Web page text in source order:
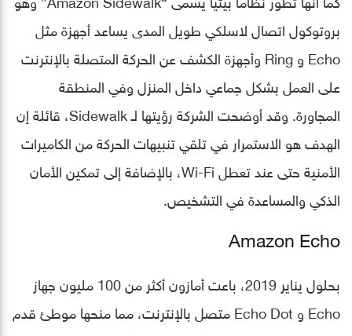
بروتوكول اتصال لاسلكي طويل المدى يساعد أجهزة مثل
Echo و Ring وأجهزة الكشف عن الحركة المتصلة بالإنترنت
على العمل بشكل جماعي داخل المنزل وفي المنطقة
المجاورة. وقد أوضحت الشركة رؤيتها لـ Sidewalk، قائلة إن
الهدف هو الاستمرار في تلقي تنبيهات الحركة من الكاميرات
الأمنية حتى عند تعطل Wi-Fi، بالإضافة إلى تمكين الأمان
الذكي والمساعدة في التشخيص.
Amazon Echo
بحلول يناير 2019، باعت أمازون أكثر من 100 مليون جهاز
Echo و Echo Dot متصل بالإنترنت، مما منحها موطئ قدم